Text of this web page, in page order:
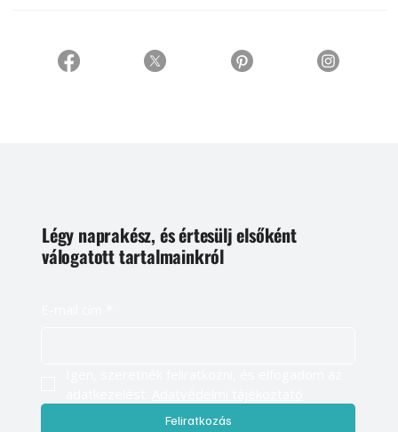
Légy naprakész, és értesülj elsőként
válogatott tartalmainkról
Feliratkozás